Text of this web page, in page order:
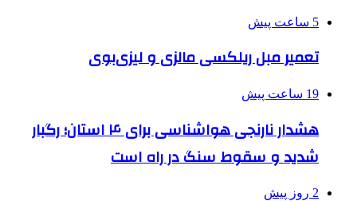
5 ساعت پیش
تعمیر مبل ریلکسی مالزی و لیزی‌بوی
19 ساعت پیش
هشدار نارنجی هواشناسی برای ۴ استان؛ رگبار
شدید و سقوط سنگ در راه است
2 روز پیش